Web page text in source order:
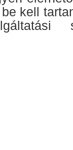
kell